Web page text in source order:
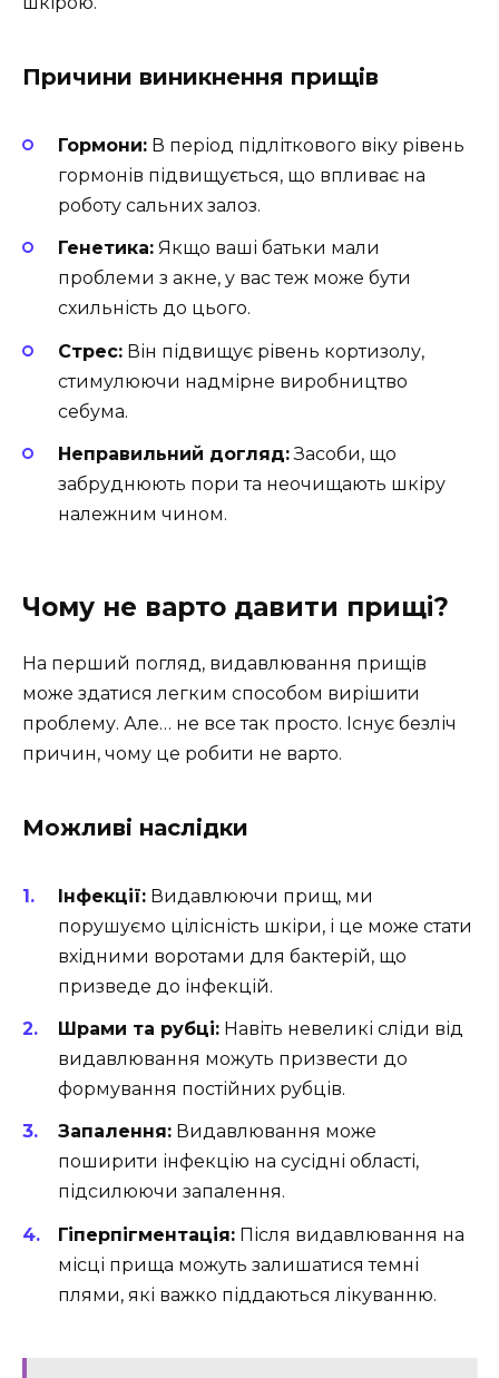
Причини виникнення прищів
Гормони: В період підліткового віку рівень
гормонів підвищується, що впливає на
роботу сальних залоз.
Генетика: Якщо ваші батьки мали
проблеми з акне, у вас теж може бути
схильність до цього.
Стрес: Він підвищує рівень кортизолу,
стимулюючи надмірне виробництво
себума.
Неправильний догляд:Засоби, що
забруднюють пори та неочищають шкіру
належним чином.
Чому не варто давити прищі?
На перший погляд, видавлювання прищів
може здатися легким способом вирішити
проблему. Але… не все так просто. Існує безліч
причин, чому це робити не варто.
Можливі наслідки
Інфекції: Видавлюючи прищ, ми
порушуємо цілісність шкіри, і це може стати
вхідними воротами для бактерій, що
призведе до інфекцій.
Шрами та рубці: Навіть невеликі сліди від
видавлювання можуть призвести до
формування постійних рубців.
Запалення: Видавлювання може
поширити інфекцію на сусідні області,
підсилюючи запалення.
Гіперпігментація: Після видавлювання на
місці прища можуть залишатися темні
плями, які важко піддаються лікуванню.